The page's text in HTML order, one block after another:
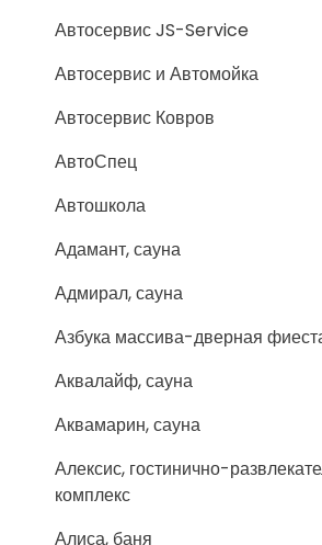
Автосервис JS-Service
Автосервис и Автомойка
Автосервис Ковров
АвтоСпец
Автошкола
Адамант, сауна
Адмирал, сауна
Азбука массива-дверная
Аквалайф, сауна
Аквамарин, сауна
Алексис, гостинично-
комплекс
Алиса, баня